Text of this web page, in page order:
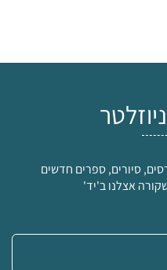
סיורים, ספרים חדשים
אצלנו ב'יד'